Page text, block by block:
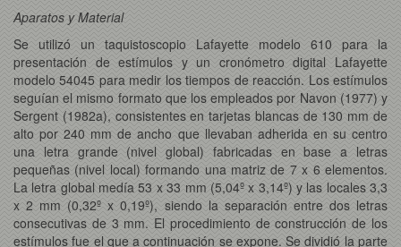
Aparatos y Material
Se utilizó un taquistoscopio Lafayette modelo 610 para la
presentación de estímulos y un cronómetro digital Lafayette
modelo 54045 para medir los tiempos de reacción. Los estímulos
seguían el mismo formato que los empleados por Navon (1977) y
Sergent (1982a), consistentes en tarjetas blancas de 130 mm de
alto por 240 mm de ancho que llevaban adherida en su centro
una letra grande (nivel global) fabricadas en base a letras
pequeñas (nivel local) formando una matriz de 7 x 6 elementos.
La letra global medía 53 x 33 mm (5,04º x 3,14º) y las locales 3,3
x 2 mm (0,32º x 0,19º), siendo la separación entre dos letras
consecutivas de 3 mm. El procedimiento de construcción de los
estímulos fue el que a continuación se expone. Se dividió la parte